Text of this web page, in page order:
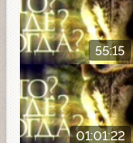
55:15
01:01:22